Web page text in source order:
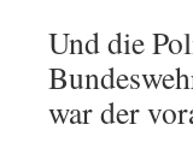
Und die
war der